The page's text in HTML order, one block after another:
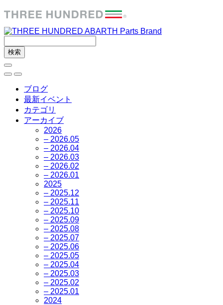
ブログ
最新イベント
カテゴリ
アーカイブ
2026
– 2026.05
– 2026.04
– 2026.03
– 2026.02
– 2026.01
2025
– 2025.12
– 2025.11
– 2025.10
– 2025.09
– 2025.08
– 2025.07
– 2025.06
– 2025.05
– 2025.04
– 2025.03
– 2025.02
– 2025.01
2024